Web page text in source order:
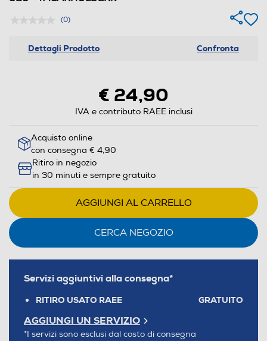
(0)
Dettagli Prodotto Confronta
€ 24,90
IVA e contributo RAEE inclusi
Acquisto online
con consegna € 4,90
Ritiro in negozio
in 30 minuti e sempre gratuito
AGGIUNGI AL CARRELLO
CERCA NEGOZIO
Servizi aggiuntivi alla consegna*
RITIRO USATO RAEE GRATUITO
AGGIUNGI UN SERVIZIO
*I servizi sono esclusi dal costo di consegna